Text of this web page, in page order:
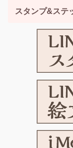
スタンプ&ステ